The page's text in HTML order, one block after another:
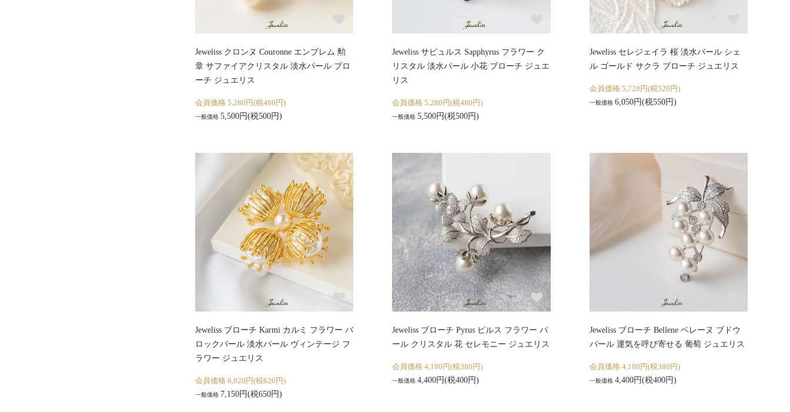
Jeweliss クロンヌ Couronne エンブレム 勲
章 サファイアクリスタル 淡水パール ブロ
ーチ ジュエリス
会員価格 5,280円(税480円)
一般価格 5,500円(税500円)
Jeweliss サピュルス Sapphyrus フラワー ク
リスタル 淡水パール 小花 ブローチ ジュエ
リス
会員価格 5,280円(税480円)
一般価格5,500円(税500円)
Jeweliss セレジェイラ 桜 淡水パール シェ
ル ゴールド サクラ ブローチ ジュエリス
会員価格 5,720円(税520円)
一般価格 6,050円(税550円)
Jeweliss ブローチ Karmi カルミ フラワー バ
ロックパール 淡水パール ヴィンテージ フ
ラワー ジュエリス
会員価格 6,820円(税620円)
一般価格 7,150円(税650円)
Jeweliss ブローチ Pyrus ピルス フラワー パ
ール クリスタル 花 セレモニー ジュエリス
会員価格 4,180円(税380円)
一般価格4,400円(税400円)
Jeweliss ブローチ Bellene ベレーヌ ブドウ
パール 運気を呼び寄せる 葡萄 ジュエリス
会員価格 4,180円(税380円)
一般価格 4,400円(税400円)